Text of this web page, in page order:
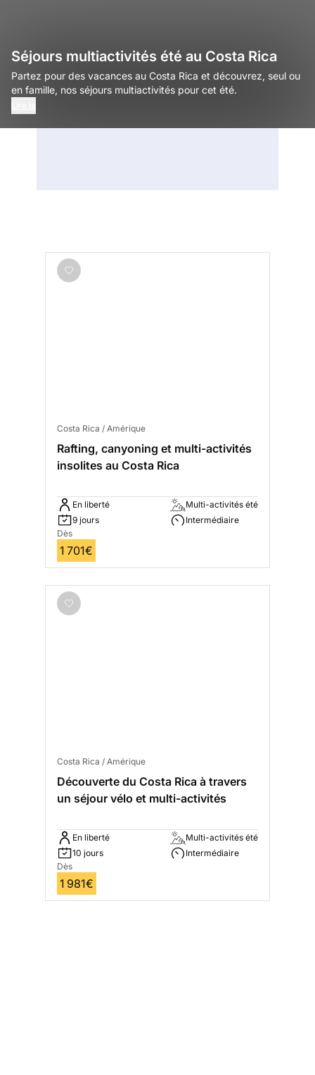
Séjours multiactivités été au Costa Rica
Partez pour des vacances au Costa Rica et découvrez, seul ou
en famille, nos séjours multiactivités pour cet été.
Costa Rica / Amérique
Rafting, canyoning et multi-activités
insolites au Costa Rica
En liberté
9 jours
Multi-activités été
Intermédiaire
Dès
1 701€
Costa Rica / Amérique
Découverte du Costa Rica à travers
un séjour vélo et multi-activités
En liberté
10 jours
Multi-activités été
Intermédiaire
Dès
1 981€